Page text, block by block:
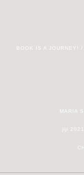
BOOK IS A JOURNEY! /
MARIA
jiji